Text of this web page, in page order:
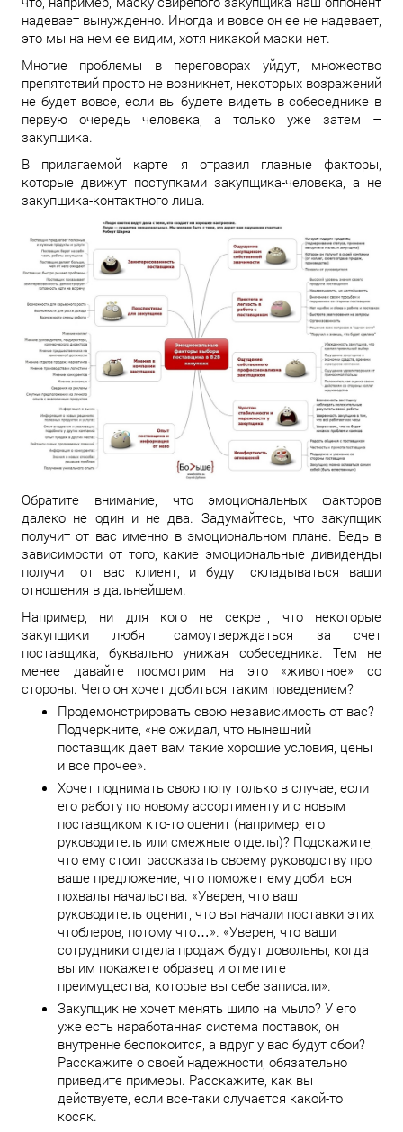
надевает вынужденно. Иногда и вовсе он ее не надевает,
это мы на нем ее видим, хотя никакой маски нет.
Многие проблемы в переговорах уйдут, множество
препятствий просто не возникнет, некоторых возражений
не будет вовсе, если вы будете видеть в собеседнике в
первую очередь человека, а только уже затем –
закупщика.
В прилагаемой карте я отразил главные факторы,
которые движут поступками закупщика-человека, а не
закупщика-контактного лица.
Обратите внимание, что эмоциональных факторов
далеко не один и не два. Задумайтесь, что закупщик
получит от вас именно в эмоциональном плане. Ведь в
зависимости от того, какие эмоциональные дивиденды
получит от вас клиент, и будут складываться ваши
отношения в дальнейшем.
Например, ни для кого не секрет, что некоторые
закупщики любят самоутверждаться за счет
поставщика, буквально унижая собеседника. Тем не
менее давайте посмотрим на это «животное» со
стороны. Чего он хочет добиться таким поведением?
Продемонстрировать свою независимость от вас?
Подчеркните, «не ожидал, что нынешний
поставщик дает вам такие хорошие условия, цены
и все прочее».
Хочет поднимать свою попу только в случае, если
его работу по новому ассортименту и с новым
поставщиком кто-то оценит (например, его
руководитель или смежные отделы)? Подскажите,
что ему стоит рассказать своему руководству про
ваше предложение, что поможет ему добиться
похвалы начальства. «Уверен, что ваш
руководитель оценит, что вы начали поставки этих
чтоблеров, потому что…». «Уверен, что ваши
сотрудники отдела продаж будут довольны, когда
вы им покажете образец и отметите
преимущества, которые вы себе записали».
Закупщик не хочет менять шило на мыло? У его
уже есть наработанная система поставок, он
внутренне беспокоится, а вдруг у вас будут сбои?
Расскажите о своей надежности, обязательно
приведите примеры. Расскажите, как вы
действуете, если все-таки случается какой-то
косяк.